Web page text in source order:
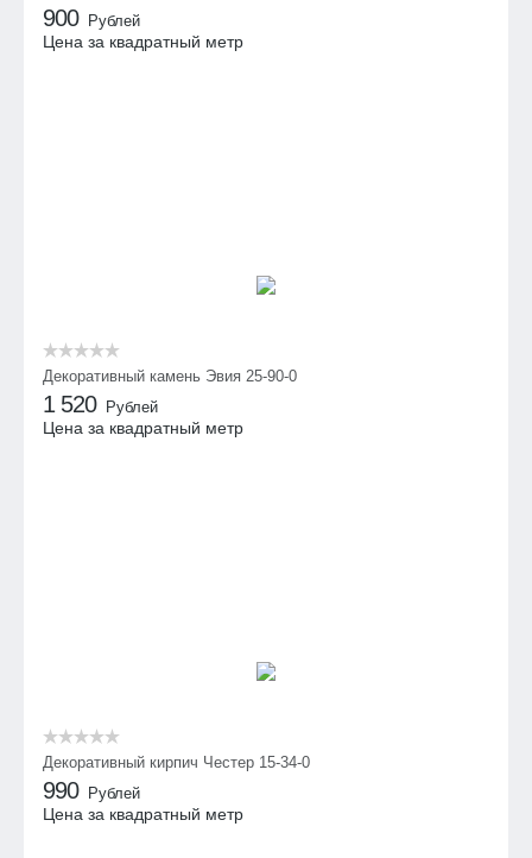
900 Рублей
Цена за квадратный метр
Декоративный камень Эвия 25-90-0
1 520 Рублей
Цена за квадратный метр
Декоративный кирпич Честер 15-34-0
990 Рублей
Цена за квадратный метр